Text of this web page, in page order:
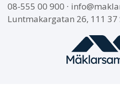
08-555 00 900 ∙
Luntmakargatan 26, 111 37